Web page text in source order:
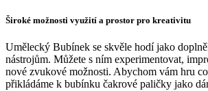
Široké možnosti využití a prostor pro kreativitu
Umělecký Bubínek se skvěle hodí jako
nástrojům. Můžete s ním experimentovat,
nové zvukové možnosti. Abychom vám hru
přikládáme k bubínku čakrové paličky jako